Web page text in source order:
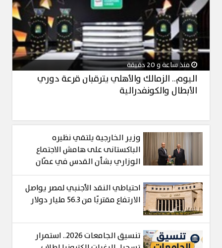
منذ ساعة و 20 دقيقة
اليوم.. الزمالك والأهلي يترقبان قرعة دوري
الأبطال والكونفدرالية
وزير الخارجية يلتقي نظيره
الباكستانى على هامش الاجتماع
الوزاري بشأن القدس في عمّان
احتياطي النقد الأجنبي لمصر يواصل
الارتفاع مقتربًا من 56.3 مليار دولار
تنسيق الجامعات 2026.. استمرار